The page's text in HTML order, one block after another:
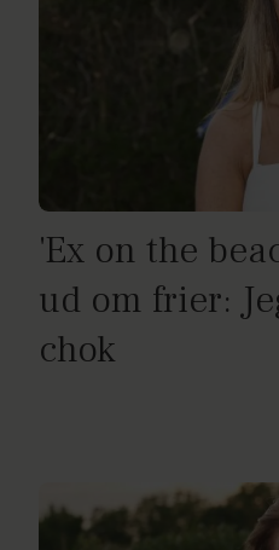
'Ex on the
ud om frier:
chok